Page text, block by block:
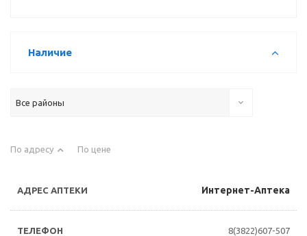
Наличие
Все районы
По адресу По цене
Интернет-Аптека
8(3822)607-507